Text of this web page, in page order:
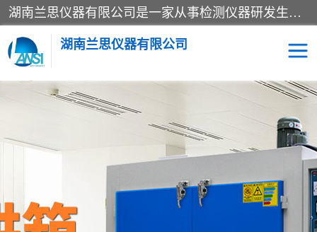
湖南兰思仪器有限公司是一家从事检测仪器研发生产销售和维修保养服务的综合型企业，产品符合国际标准可按需定制专业售前售后工程师，主要有门窗性能体验箱、门窗隔音展示箱、恒温恒湿试验箱、步入式恒温恒湿房、高低温试验箱、老化试验箱、老化试验房、恒温恒湿培养箱、水泥标准养护试验箱、电热鼓风干燥试验箱、真空干燥箱、工业烤箱、盐雾腐蚀试验箱等。
湖南兰思仪器有限公司
恒温恒湿试验箱
门窗体验箱